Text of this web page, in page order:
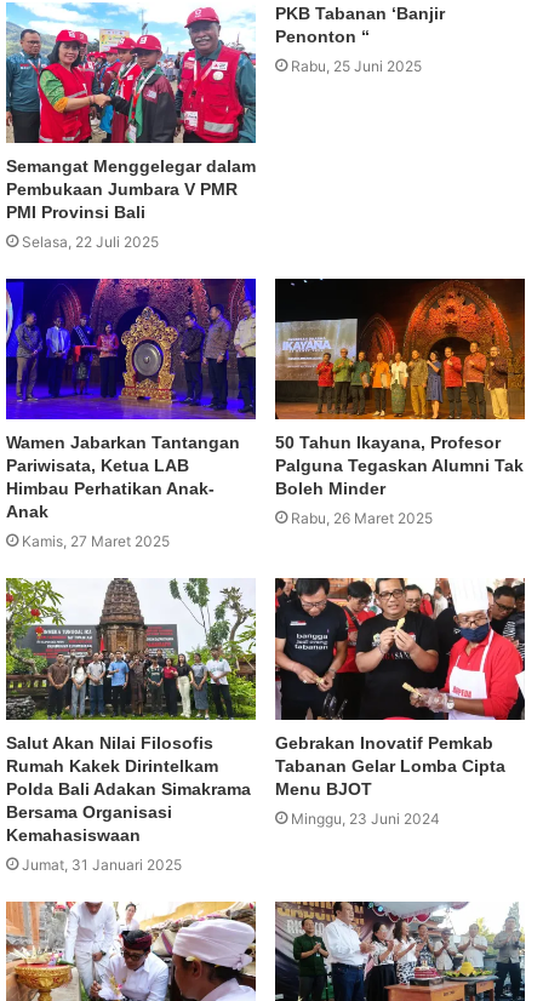
Semangat Menggelegar dalam
Pembukaan Jumbara V PMR
PMI Provinsi Bali
Selasa, 22 Juli 2025
PKB Tabanan ‘Banjir
Penonton “
Rabu, 25 Juni 2025
Wamen Jabarkan Tantangan
Pariwisata, Ketua LAB
Himbau Perhatikan Anak-
Anak
Kamis, 27 Maret 2025
50 Tahun Ikayana, Profesor
Palguna Tegaskan Alumni Tak
Boleh Minder
Rabu, 26 Maret 2025
Salut Akan Nilai Filosofis
Rumah Kakek Dirintelkam
Polda Bali Adakan Simakrama
Bersama Organisasi
Kemahasiswaan
Jumat, 31 Januari 2025
Gebrakan Inovatif Pemkab
Tabanan Gelar Lomba Cipta
Menu BJOT
Minggu, 23 Juni 2024